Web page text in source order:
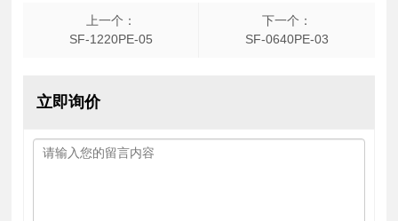
上一个：
SF-1220PE-05
下一个：
SF-0640PE-03
立即询价